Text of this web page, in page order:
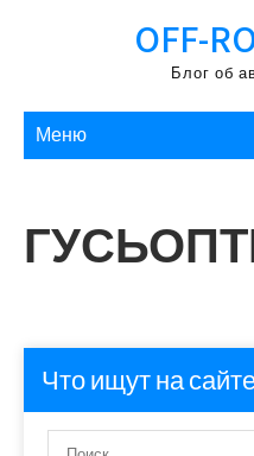
OFF-
Блог об
Меню
Что ищут на